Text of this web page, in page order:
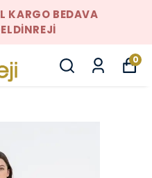
KARGO BEDAVA
0